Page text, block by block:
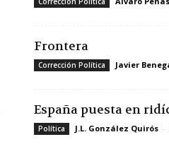
Frontera
Corrección Política Javier
España puesta en
Política J.L. González Quirós -